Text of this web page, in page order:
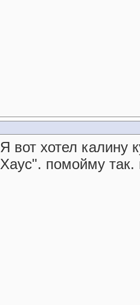
Я вот хотел калину
Хаус". помойму так.